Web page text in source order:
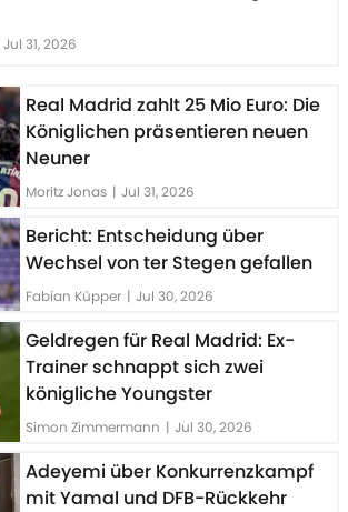
Jul 31, 2026
Real Madrid zahlt 25 Mio Euro: Die
Königlichen präsentieren neuen
Neuner
Moritz Jonas | Jul 31, 2026
Bericht: Entscheidung über
Wechsel von ter Stegen gefallen
Fabian Küpper | Jul 30, 2026
Geldregen für Real Madrid: Ex-
Trainer schnappt sich zwei
königliche Youngster
Simon Zimmermann | Jul 30, 2026
Adeyemi über Konkurrenzkampf
mit Yamal und DFB-Rückkehr